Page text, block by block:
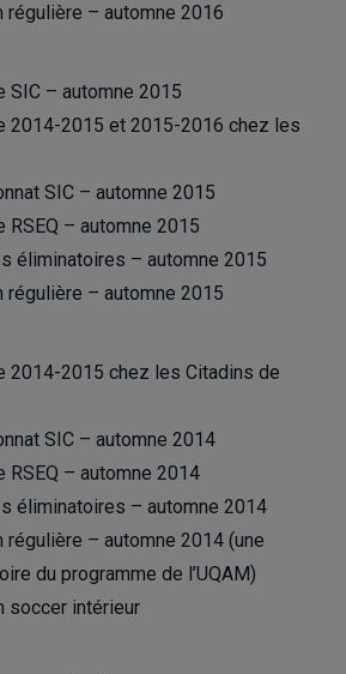
régulière – automne 2016
SIC – automne 2015
2014-2015 et 2015-2016 chez les
SIC – automne 2015
RSEQ – automne 2015
éliminatoires – automne 2015
régulière – automne 2015
2014-2015 chez les Citadins de
SIC – automne 2014
RSEQ – automne 2014
éliminatoires – automne 2014
régulière – automne 2014 (une
du programme de l’UQAM)
soccer intérieur